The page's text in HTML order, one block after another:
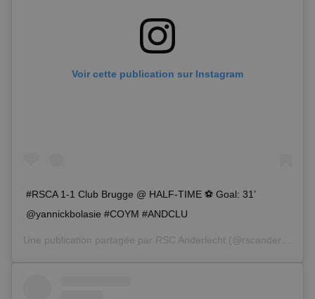
Voir cette publication sur Instagram
#RSCA 1-1 Club Brugge @ HALF-TIME ⚽️ Goal: 31’
@yannickbolasie #COYM #ANDCLU
Une publication partagée par RSC Anderlecht (@rscanderlecht) le